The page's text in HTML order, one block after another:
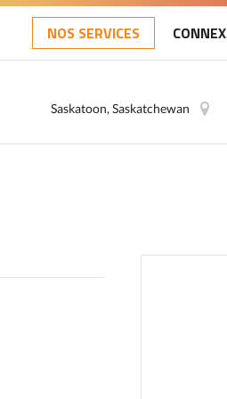
NOS SERVICES
Saskatoon, Saskatchewan